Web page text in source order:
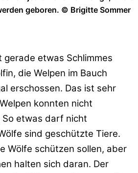
geboren. © Brigitte Sommer
gerade etwas Schlimmes
die Welpen im Bauch
erschossen. Das ist sehr
konnten nicht
etwas darf nicht
sind geschützte Tiere.
Wölfe schützen sollen, aber
halten sich daran. Der